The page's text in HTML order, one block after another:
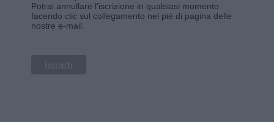
Potrai annullare l'iscrizione in qualsiasi momento
facendo clic sul collegamento nel piè di pagina delle
nostre e-mail.